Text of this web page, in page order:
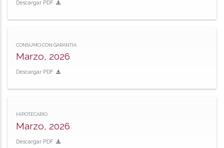
Descargar PDF
CONSUMO CON GARANTIA
Marzo, 2026
Descargar PDF
HIPOTECARIO
Marzo, 2026
Descargar PDF